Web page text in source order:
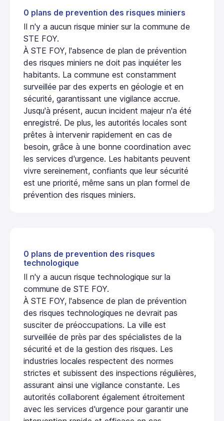
0 plans de prevention des risques miniers
Il n'y a aucun risque minier sur la commune de
STE FOY.
À STE FOY, l'absence de plan de prévention
des risques miniers ne doit pas inquiéter les
habitants. La commune est constamment
surveillée par des experts en géologie et en
sécurité, garantissant une vigilance accrue.
Jusqu'à présent, aucun incident majeur n'a été
enregistré. De plus, les autorités locales sont
prêtes à intervenir rapidement en cas de
besoin, grâce à une bonne coordination avec
les services d'urgence. Les habitants peuvent
vivre sereinement, confiants que leur sécurité
est une priorité, même sans un plan formel de
prévention des risques miniers.
0 plans de prevention des risques
technologique
Il n'y a aucun risque technologique sur la
commune de STE FOY.
À STE FOY, l'absence de plan de prévention
des risques technologiques ne devrait pas
susciter de préoccupations. La ville est
surveillée de près par des spécialistes de la
sécurité et de la gestion des risques. Les
industries locales respectent des normes
strictes et subissent des inspections régulières,
assurant ainsi une vigilance constante. Les
autorités collaborent également étroitement
avec les services d'urgence pour garantir une